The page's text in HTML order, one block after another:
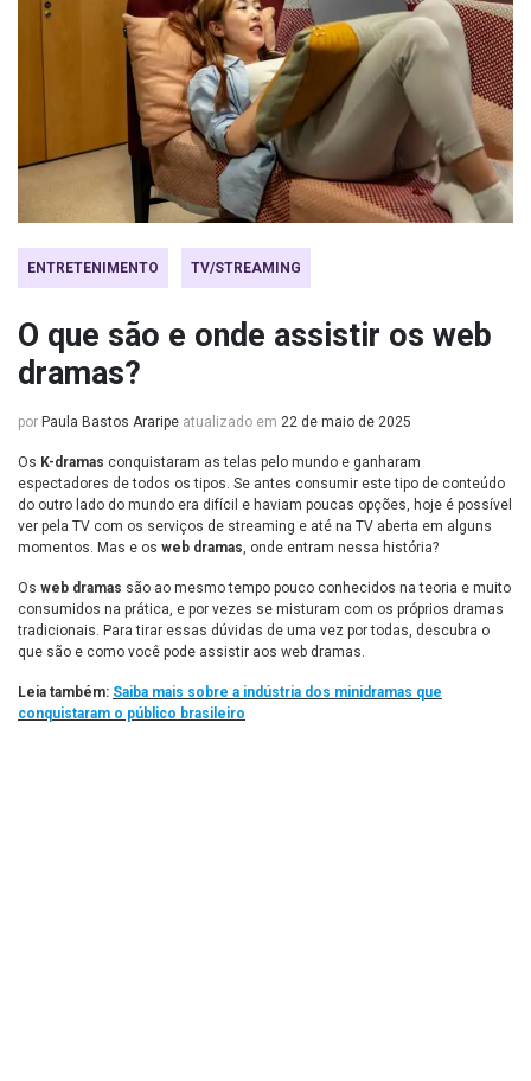
ENTRETENIMENTO TV/STREAMING
O que são e onde assistir os web
dramas?
por Paula Bastos Araripe atualizado em 22 de maio de 2025
Os K-dramas conquistaram as telas pelo mundo e ganharam
espectadores de todos os tipos. Se antes consumir este tipo de conteúdo
do outro lado do mundo era difícil e haviam poucas opções, hoje é possível
ver pela TV com os serviços de streaming e até na TV aberta em alguns
momentos. Mas e os web dramas , onde entram nessa história?
Os web dramas são ao mesmo tempo pouco conhecidos na teoria e muito
consumidos na prática, e por vezes se misturam com os próprios dramas
tradicionais. Para tirar essas dúvidas de uma vez por todas, descubra o
que são e como você pode assistir aos web dramas.
Leia também: Saiba mais sobre a indústria dos minidramas que
conquistaram o público brasileiro